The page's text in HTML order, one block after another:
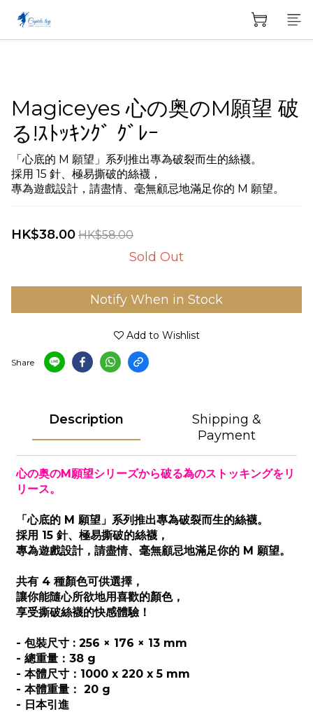
Magiceyes 心の奥のM願望 破
る!ｽﾄｯｷﾝｸﾞ ｸﾞﾚｰ
「心底的 M 願望」系列推出專為破裂而生的絲襪。
採用 15 針、極易撕破的絲襪，
專為遊戲設計，請盡情、毫無顧忌地滿足你的 M 願望。
HK$38.00 HK$58.00
Sold Out
Notify When in Stock
Add to Wishlist
Share
Description
Shipping &
Payment
心の奥のM願望シリーズから破る為のストッキングをリ
リース。
「心底的 M 願望」系列推出專為破裂而生的絲襪。
採用 15 針、極易撕破的絲襪，
專為遊戲設計，請盡情、毫無顧忌地滿足你的 M 願望。
共有 4 種顏色可供選擇，
讓你能隨心所欲地用喜歡的顏色，
享受撕破絲襪的快感體驗！
- 包裝尺寸 : 256 × 176 × 13 mm
- 總重量：38 g
- 本體尺寸：1000 x 220 x 5 mm
- 本體重量： 20 g
- 日本引進